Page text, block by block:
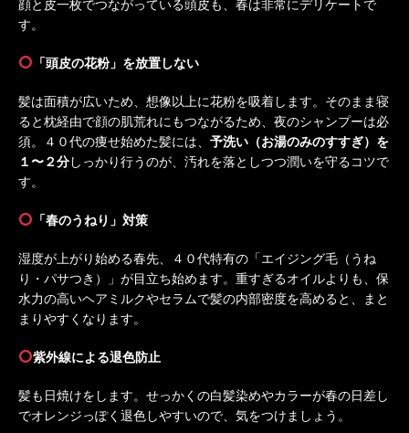
顔と皮一枚でつながっている頭皮も、春は非常にデリケートで
す。
「頭皮の花粉」を放置しない
髪は面積が広いため、想像以上に花粉を吸着します。そのまま寝
ると枕経由で顔の肌荒れにもつながるため、夜のシャンプーは必
須。４０代の痩せ始めた髪には、 予洗い（お湯のみのすすぎ）を
１〜２分しっかり行うのが、汚れを落としつつ潤いを守るコツで
す。
「春のうねり」対策
湿度が上がり始める春先、４０代特有の「エイジング毛（うね
り・パサつき）」が目立ち始めます。重すぎるオイルよりも、保
水力の高いヘアミルクやセラムで髪の内部密度を高めると、まと
まりやすくなります。
紫外線による退色防止
髪も日焼けをします。せっかくの白髪染めやカラーが春の日差し
でオレンジっぽく退色しやすいので、気をつけましょう。